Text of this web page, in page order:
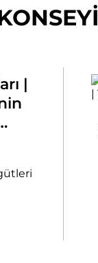
|